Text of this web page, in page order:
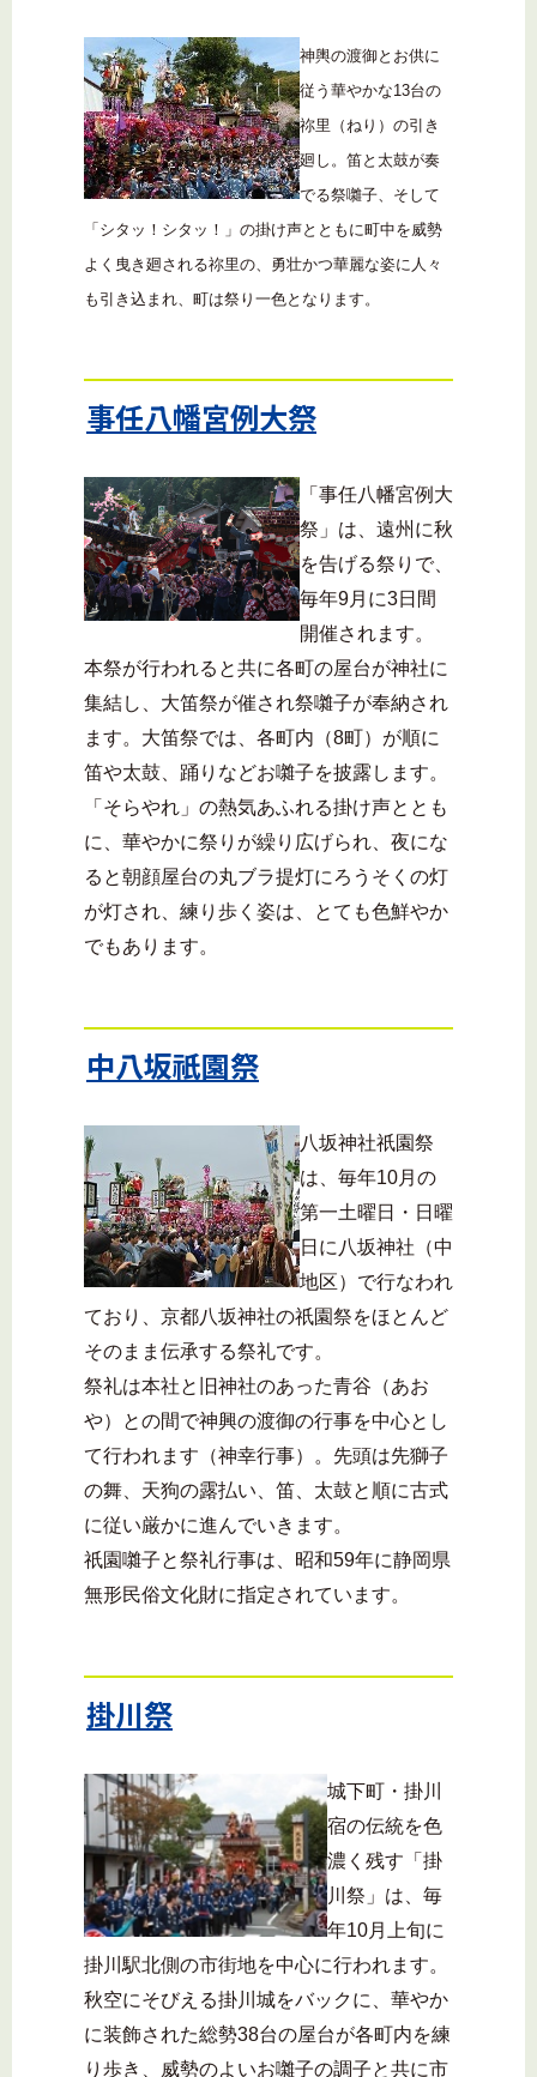
神輿の渡御とお供に
従う華やかな13台の
祢里（ねり）の引き
廻し。笛と太鼓が奏
でる祭囃子、そして
「シタッ！シタッ！」の掛け声とともに町中を威勢
よく曳き廻される祢里の、勇壮かつ華麗な姿に人々
も引き込まれ、町は祭り一色となります。
事任八幡宮例大祭
「事任八幡宮例大
祭」は、遠州に秋
を告げる祭りで、
毎年9月に3日間
開催されます。
本祭が行われると共に各町の屋台が神社に
集結し、大笛祭が催され祭囃子が奉納され
ます。大笛祭では、各町内（8町）が順に
笛や太鼓、踊りなどお囃子を披露します。
「そらやれ」の熱気あふれる掛け声ととも
に、華やかに祭りが繰り広げられ、夜にな
ると朝顔屋台の丸ブラ提灯にろうそくの灯
が灯され、練り歩く姿は、とても色鮮やか
でもあります。
中八坂祇園祭
八坂神社祇園祭
は、毎年10月の
第一土曜日・日曜
日に八坂神社（中
地区）で行なわれ
ており、京都八坂神社の祇園祭をほとんど
そのまま伝承する祭礼です。
祭礼は本社と旧神社のあった青谷（あお
や）との間で神興の渡御の行事を中心とし
て行われます（神幸行事）。先頭は先獅子
の舞、天狗の露払い、笛、太鼓と順に古式
に従い厳かに進んでいきます。
祇園囃子と祭礼行事は、昭和59年に静岡県
無形民俗文化財に指定されています。
掛川祭
城下町・掛川
宿の伝統を色
濃く残す「掛
川祭」は、毎
年10月上旬に
掛川駅北側の市街地を中心に行われます。
秋空にそびえる掛川城をバックに、華やか
に装飾された総勢38台の屋台が各町内を練
り歩き、威勢のよいお囃子の調子と共に市